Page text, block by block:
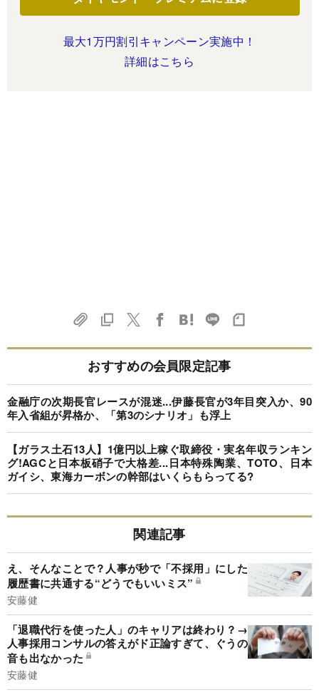
最大1万円割引キャンペーン実施中！
詳細はこちら
おすすめの会員限定記事
金融庁の次期長官レースが混迷...伊藤長官が3年目突入か、90
年入省組が昇格か、「第3のシナリオ」も浮上
【ガラス土石13人】1億円以上稼ぐ取締役・実名年収ランキン
グ!AGCと日本板硝子で大格差...日本特殊陶業、TOTO、日本
ガイシ、東海カーボンの幹部はいくらもらってる?
関連記事
え、そんなことで？人事が秒で「不採用」にした
履歴書に共通する“どうでもいいミス”
安藤健
「退職代行を使った人」のキャリアは終わり？→
人事採用コンサルの答えがド正論すぎて、ぐうの
音も出なかった
安藤健